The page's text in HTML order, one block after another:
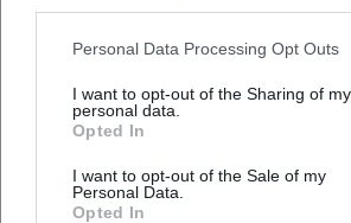
Personal Data Processing Opt Outs
I want to opt-out of the Sharing of my
personal data.
Opted In
I want to opt-out of the Sale of my
Personal Data.
Opted In
Findet die Veranstaltung drinnen
statt?